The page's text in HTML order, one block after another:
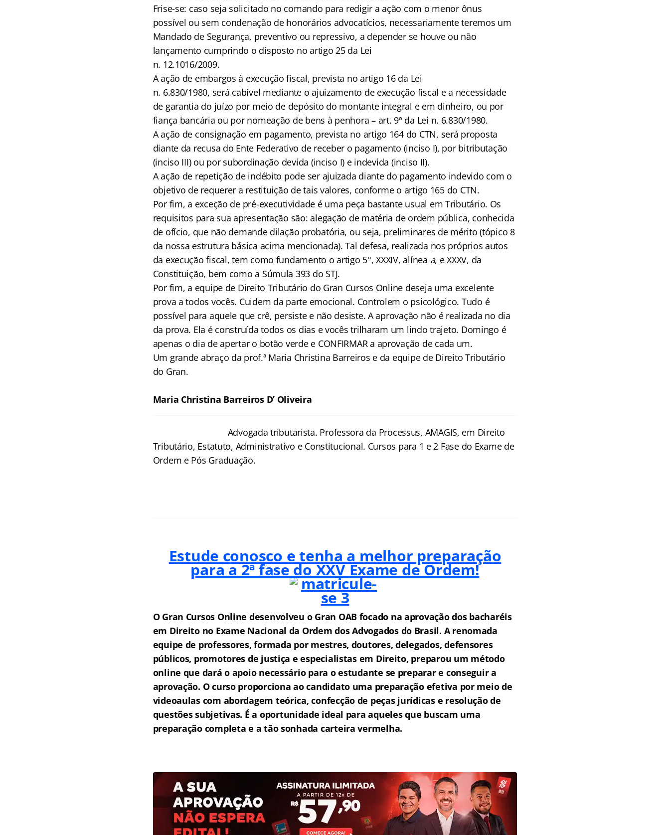
Frise-se: caso seja solicitado no comando para redigir a ação com o menor ônus
possível ou sem condenação de honorários advocatícios, necessariamente teremos um
Mandado de Segurança, preventivo ou repressivo, a depender se houve ou não
lançamento cumprindo o disposto no artigo 25 da Lei
n. 12.1016/2009.
A ação de embargos à execução fiscal, prevista no artigo 16 da Lei
n. 6.830/1980, será cabível mediante o ajuizamento de execução fiscal e a necessidade
de garantia do juízo por meio de depósito do montante integral e em dinheiro, ou por
fiança bancária ou por nomeação de bens à penhora – art. 9º da Lei n. 6.830/1980.
A ação de consignação em pagamento, prevista no artigo 164 do CTN, será proposta
diante da recusa do Ente Federativo de receber o pagamento (inciso I), por bitributação
(inciso III) ou por subordinação devida (inciso I) e indevida (inciso II).
A ação de repetição de indébito pode ser ajuizada diante do pagamento indevido com o
objetivo de requerer a restituição de tais valores, conforme o artigo 165 do CTN.
Por fim, a exceção de pré-executividade é uma peça bastante usual em Tributário. Os
requisitos para sua apresentação são: alegação de matéria de ordem pública, conhecida
de ofício, que não demande dilação probatória, ou seja, preliminares de mérito (tópico 8
da nossa estrutura básica acima mencionada). Tal defesa, realizada nos próprios autos
da execução fiscal, tem como fundamento o artigo 5°, XXXIV, alínea a, e XXXV, da
Constituição, bem como a Súmula 393 do STJ.
Por fim, a equipe de Direito Tributário do Gran Cursos Online deseja uma excelente
prova a todos vocês. Cuidem da parte emocional. Controlem o psicológico. Tudo é
possível para aquele que crê, persiste e não desiste. A aprovação não é realizada no dia
da prova. Ela é construída todos os dias e vocês trilharam um lindo trajeto. Domingo é
apenas o dia de apertar o botão verde e CONFIRMAR a aprovação de cada um.
Um grande abraço da prof.ª Maria Christina Barreiros e da equipe de Direito Tributário
do Gran.
Maria Christina Barreiros D’ Oliveira
Advogada tributarista. Professora da Processus, AMAGIS, em Direito
Tributário, Estatuto, Administrativo e Constitucional. Cursos para 1 e 2 Fase do Exame de
Ordem e Pós Graduação.
Estude conosco e tenha a melhor preparação
para a 2ª fase do XXVExame de Ordem!
O Gran Cursos Online desenvolveu o Gran OAB focado na aprovação dos bacharéis
em Direito no Exame Nacional da Ordem dos Advogados do Brasil. A renomada
equipe de professores, formada por mestres, doutores, delegados, defensores
públicos, promotores de justiça e especialistas em Direito, preparou um método
online que dará o apoio necessário para o estudante se preparar e conseguir a
aprovação. O curso proporciona ao candidato uma preparação efetiva por meio de
videoaulas com abordagem teórica, confecção de peças jurídicas e resolução de
questões subjetivas. É a oportunidade ideal para aqueles que buscam uma
preparação completa e a tão sonhada carteira vermelha.